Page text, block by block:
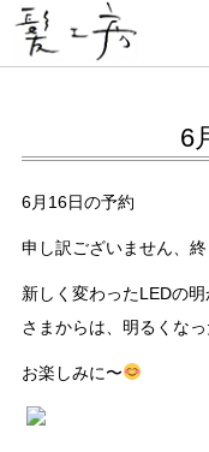
6
6月16日の予約
申し訳ございません、終
新しく変わったLEDの
さまからは、明るくなっ
お楽しみに〜